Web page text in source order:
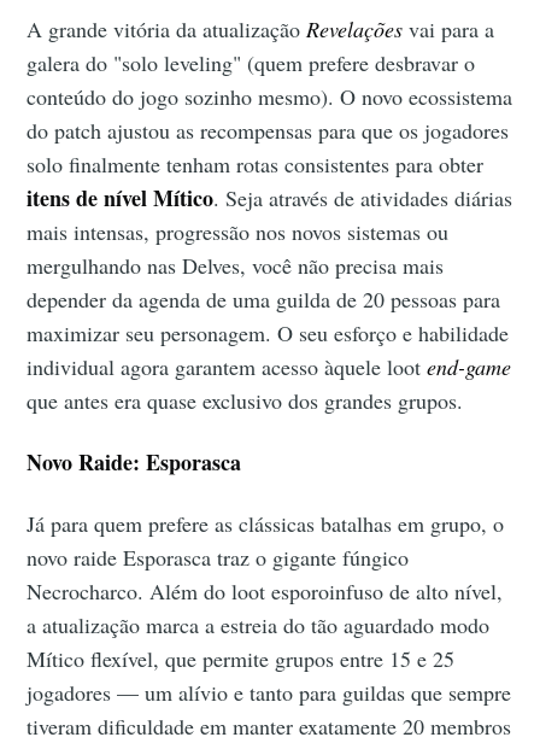
A grande vitória da atualizaçãoRevelações vai para a
galera do "solo leveling" (quem prefere desbravar o
conteúdo do jogo sozinho mesmo). O novo ecossistema
do patch ajustou as recompensas para que os jogadores
solo finalmente tenham rotas consistentes para obter
itens de nível Mítico. Seja através de atividades diárias
mais intensas, progressão nos novos sistemas ou
mergulhando nas Delves, você não precisa mais
depender da agenda de uma guilda de 20 pessoas para
maximizar seu personagem. O seu esforço e habilidade
individual agora garantem acesso àquele lootend-game
que antes era quase exclusivo dos grandes grupos.
Novo Raide: Esporasca
Já para quem prefere as clássicas batalhas em grupo, o
novo raide Esporasca traz o gigante fúngico
Necrocharco. Além do loot esporoinfuso de alto nível,
a atualização marca a estreia do tão aguardado modo
Mítico flexível, que permite grupos entre 15 e 25
jogadores — um alívio e tanto para guildas que sempre
tiveram dificuldade em manter exatamente 20 membros